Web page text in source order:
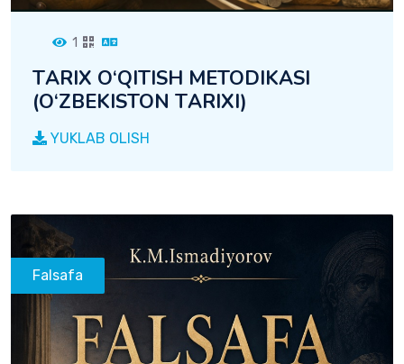
1
TАRIX O‘QITISH MЕTODIKАSI
(O‘ZBЕKISTON TАRIXI)
YUKLAB OLISH
Falsafa